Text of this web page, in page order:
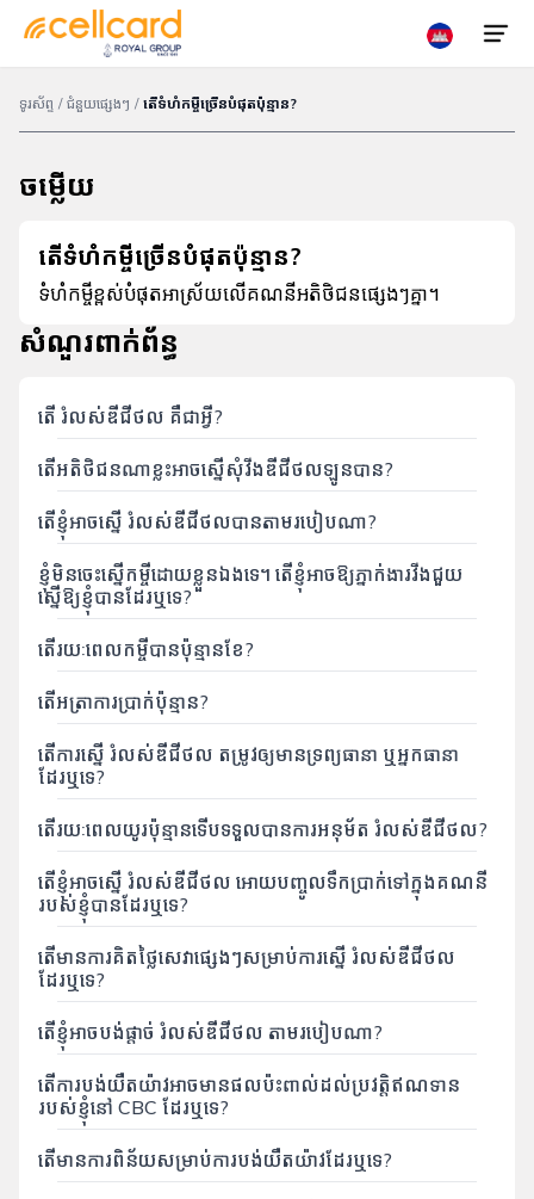
ស៊ីម
បញ្ចូលលុយ
ប្រូ
ម៉ូសិន
ស្វែងរក
ទីតាំង
ទូរស័ព្ទ
ចល័ត
ហូមវ៉ាយ
ហ្វាយ
សេវា
កម្មឌីជីថល
ឧបករណ៍
សែលកាត
អេប
គ្រប់គ្រងការ
ភ្ជាប់គម្រោង
បញ្ចូលលុយ
ទិញ eSIM
និងសេវាកម្ម
ជាច្រើន
ទៀត។
ទាញយក
ទូរស័ព្ទ / ជំនួយផ្សេងៗ / តើទំហំកម្ចីច្រើនបំផុតប៉ុន្មាន?
ចម្លើយ
តើទំហំកម្ចីច្រើនបំផុតប៉ុន្មាន?
ទំហំកម្ចីខ្ពស់បំផុតអាស្រ័យលើគណនីអតិថិជនផ្សេងៗគ្នា។
សំណួរពាក់ព័ន្ធ
តើ រំលស់ឌីជីថល គឺជាអ្វី?
តើអតិថិជនណាខ្លះអាចស្នើសុំវីងឌីជីថលឡូនបាន?
តើខ្ញុំអាចស្នើ រំលស់ឌីជីថលបានតាមរបៀបណា?
ខ្ញុំមិនចេះស្នើកម្ចីដោយខ្លួនឯងទេ។ តើខ្ញុំអាចឱ្យភ្នាក់ងារវីងជួយ
ស្នើឱ្យខ្ញុំបានដែរឬទេ?
តើរយៈពេលកម្ចីបានប៉ុន្មានខែ?
តើអត្រាការប្រាក់ប៉ុន្មាន?
តើការស្នើ រំលស់ឌីជីថល តម្រូវឲ្យមានទ្រព្យធានា ឬអ្នកធានា
ដែរឬទេ?
តើរយៈពេលយូរប៉ុន្មានទើបទទួលបានការអនុម័ត រំលស់ឌីជីថល?
តើខ្ញុំអាចស្នើ រំលស់ឌីជីថល អោយបញ្ចូលទឹកប្រាក់ទៅក្នុងគណនី
របស់ខ្ញុំបានដែរឬទេ?
តើមានការគិតថ្លៃសេវាផ្សេងៗសម្រាប់ការស្នើ រំលស់ឌីជីថល
ដែរឬទេ?
តើខ្ញុំអាចបង់ផ្ដាច់ រំលស់ឌីជីថល តាមរបៀបណា?
តើការបង់យឺតយ៉ាវអាចមានផលប៉ះពាល់ដល់ប្រវត្តិឥណទាន
របស់ខ្ញុំនៅ CBC ដែរឬទេ?
តើមានការពិន័យសម្រាប់ការបង់យឺតយ៉ាវដែរឬទេ?